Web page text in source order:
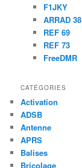
F1JKY
ARRAD 38
REF 69
REF 73
FreeDMR
CATÉGORIES
Activation
ADSB
Antenne
APRS
Balises
Bricolage